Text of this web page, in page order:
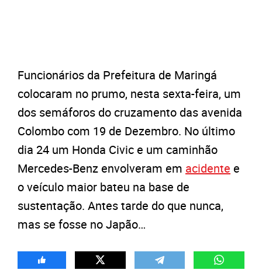
Funcionários da Prefeitura de Maringá
colocaram no prumo, nesta sexta-feira, um
dos semáforos do cruzamento das avenida
Colombo com 19 de Dezembro. No último
dia 24 um Honda Civic e um caminhão
Mercedes-Benz envolveram em acidente e
o veículo maior bateu na base de
sustentação. Antes tarde do que nunca,
mas se fosse no Japão…